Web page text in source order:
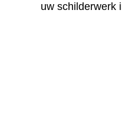
uw schilderwerk